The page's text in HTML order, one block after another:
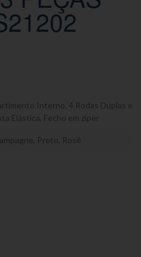
Interno 4 Rodas Duplas e
Elástica Fecho em zíper
Preto Rosê